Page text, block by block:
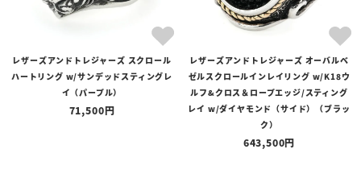
レザーズアンドトレジャーズ スクロール
ハートリング w/サンデッドスティングレ
イ（パープル）
71,500
レザーズアンドトレジャーズ オーバルベ
ゼルスクロールインレイリング w/K18ウ
ルフ&クロス＆ロープエッジ/スティング
レイ w/ダイヤモンド（サイド）（ブラッ
ク）
643,500